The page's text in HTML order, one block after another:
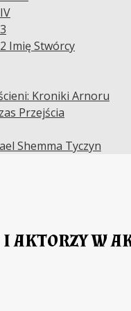
Imię Stwórcy
Kroniki Arnoru
Przejścia
Shemma Tyczyn
AKTORZY W